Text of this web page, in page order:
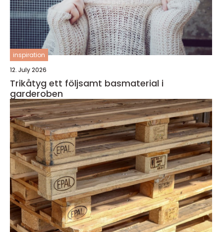
inspiration
12. July 2026
Trikåtyg ett följsamt basmaterial i
garderoben